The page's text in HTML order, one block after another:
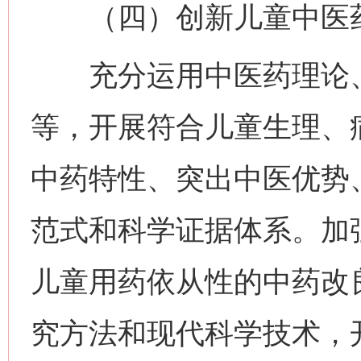
（四）创新儿童中医
充分运用中医药理论
等，开展符合儿童生理
中药特性、突出中医优
范式和科学证据体系。
儿童用药依从性的中药
究方法和现代科学技术